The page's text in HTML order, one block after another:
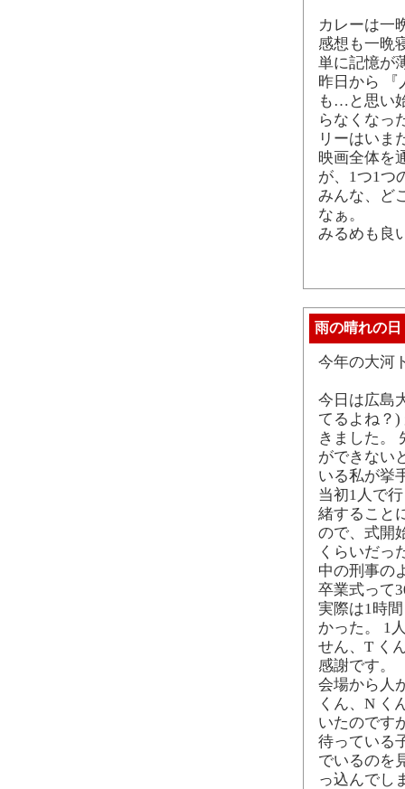
カレーは一
感想も一晩
単に記憶が
昨日から 『
も…と思い
らなくなっ
リーはいま
映画全体を
が、1つ1つ
みんな、ど
なぁ。
みるめも良
雨の晴れの日
今年の大河
今日は広島
てるよね？
きました。
ができない
いる私が挙
当初1人で
緒すること
ので、式開
くらいだっ
中の刑事の
卒業式って
実際は1時
かった。 1
せん、T く
感謝です。
会場から人
くん、N く
いたのです
待っている
でいるのを
っ込んでし